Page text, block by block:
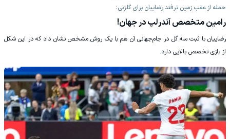
حمله از عقب زمین ترفند رضاییان برای گلزنی:
رامین متخصص‌ آندرلپ در جهان!
رضاییان با ثبت سه گل در جام‌جهانی آن هم با یک روش مشخص نشان داد که در این شکل
از بازی تخصص بالایی دارد.